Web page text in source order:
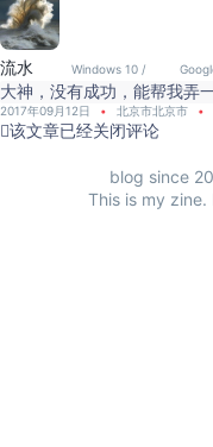
流水 Windows 10 /
大神，没有成功，能帮我弄
2017年09月12日 北京市北京市
该文章已经关闭评论
blog since
This is my